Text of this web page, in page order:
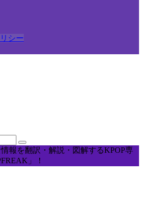
シー
報を翻訳・解説・図解するKPOP専
」！